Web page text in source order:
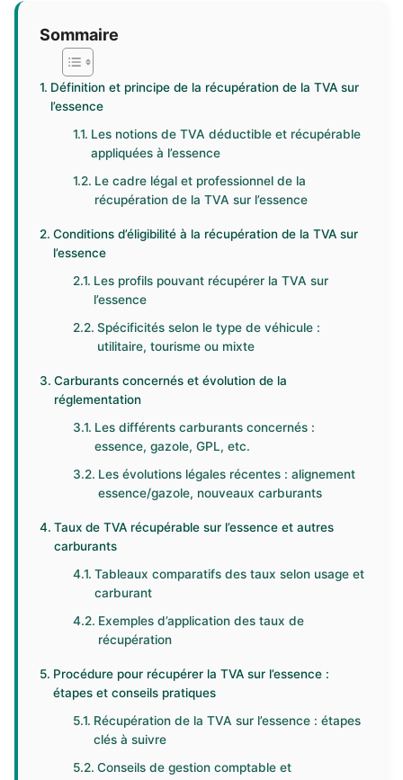
Sommaire
Définition et principe de la récupération de la TVA sur
l’essence
Les notions de TVA déductible et récupérable
appliquées à l’essence
Le cadre légal et professionnel de la
récupération de la TVA sur l’essence
Conditions d’éligibilité à la récupération de la TVA sur
l’essence
Les profils pouvant récupérer la TVA sur
l’essence
Spécificités selon le type de véhicule :
utilitaire, tourisme ou mixte
Carburants concernés et évolution de la
réglementation
Les différents carburants concernés :
essence, gazole, GPL, etc.
Les évolutions légales récentes : alignement
essence/gazole, nouveaux carburants
Taux de TVA récupérable sur l’essence et autres
carburants
Tableaux comparatifs des taux selon usage et
carburant
Exemples d’application des taux de
récupération
Procédure pour récupérer la TVA sur l’essence :
étapes et conseils pratiques
Récupération de la TVA sur l’essence : étapes
clés à suivre
Conseils de gestion comptable et